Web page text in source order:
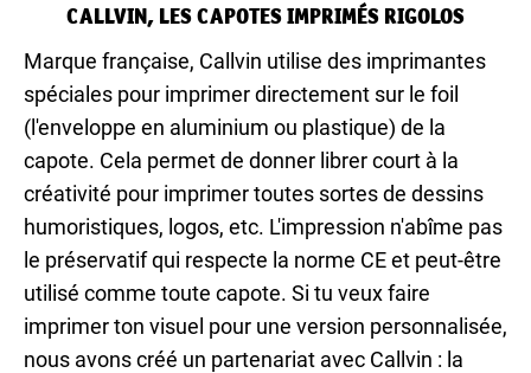
CALLVIN, LES CAPOTES IMPRIMÉS RIGOLOS
Marque française, Callvin utilise des imprimantes
spéciales pour imprimer directement sur le foil
(l'enveloppe en aluminium ou plastique) de la
capote. Cela permet de donner librer court à la
créativité pour imprimer toutes sortes de dessins
humoristiques, logos, etc. L'impression n'abîme pas
le préservatif qui respecte la norme CE et peut-être
utilisé comme toute capote. Si tu veux faire
imprimer ton visuel pour une version personnalisée,
nous avons créé un partenariat avec Callvin : la